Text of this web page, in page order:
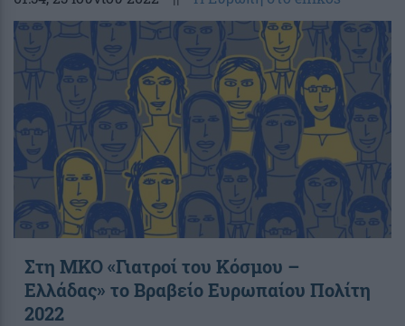
Στη ΜΚΟ «Γιατροί του Κόσμου –
Ελλάδας» το Βραβείο Ευρωπαίου Πολίτη
2022